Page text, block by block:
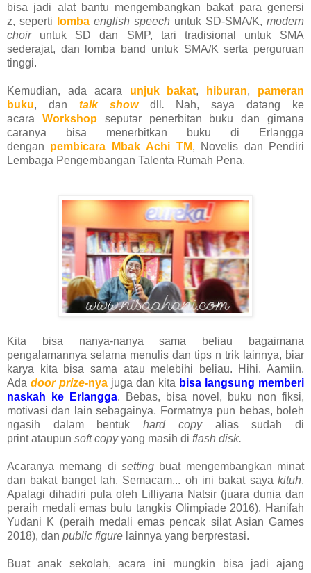
bisa jadi alat bantu mengembangkan bakatparagenersi
z, seperti lomba english speech untuk SD-SMA/K, modern
choir untuk SD dan SMP, tari tradisional untuk SMA
sederajat, dan lomba
band untuk SMA/K serta perguruan
tinggi.
Kemudian, ada acara unjuk bakat, hiburan, pameran
buku, dan talk show dll . Nah, saya datang ke
acara Workshopseputar penerbitan buku dan gimana
caranya bisa menerbitkan buku di Erlangga
dengan pembicara MbakAchi TM, Novelis dan Pendiri
Lembaga Pengembangan Talenta Rumah Pena.
Kita bisa nanya-nanya sama beliau bagaimana
pengalamannya selama menulis dan tips n trik lainnya, biar
karya kita bisa sama atau melebihi beliau. Hihi. Aamiin.
Ada door prize-nya juga dan kita bisa langsung memberi
naskah ke Erlangga. Bebas, bisa novel, buku non fiksi,
motivasi dan lain sebagainya. Formatnya pun bebas, boleh
ngasih dalam bentukhard copy alias sudah di
print ataupun soft copyyang masih di flash disk.
Acaranya memang di setting buat mengembangkan minat
dan bakat banget lah. Semacam... oh ini bakat saya kituh.
Apalagi dihadiri pula oleh Lilliyana Natsir (juara dunia dan
peraih medali emas bulu tangkis Olimpiade 2016), Hanifah
Yudani K (peraih medali emas pencak silat Asian Games
2018), dan public figure lainnya yang berprestasi.
Buat anak sekolah, acara ini mungkin bisa jadi ajang